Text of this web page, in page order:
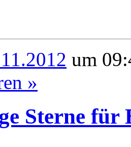
um
»
Sterne